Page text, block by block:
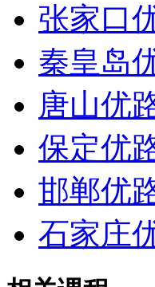
张家口
秦皇岛
唐山优
保定优
邯郸优
石家庄